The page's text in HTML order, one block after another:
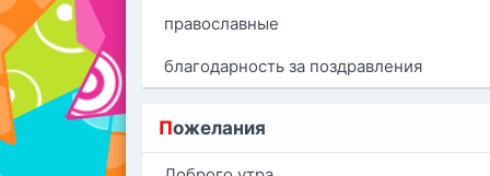
православные
благодарность за поздравления
Пожелания